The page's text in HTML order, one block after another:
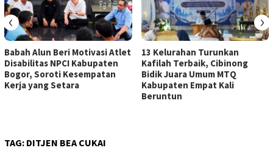
Babah Alun Beri Motivasi Atlet
Disabilitas NPCI Kabupaten
Bogor, Soroti Kesempatan
Kerja yang Setara
13 Kelurahan Turunkan
Kafilah Terbaik, Cibinong
Bidik Juara Umum MTQ
Kabupaten Empat Kali
Beruntun
‹ ›
TAG: DITJEN BEA CUKAI